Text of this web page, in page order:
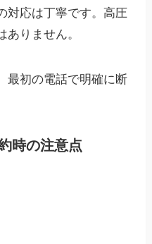
対応は丁寧です。高圧
りません。
最初の電話で明確に断
時の注意点